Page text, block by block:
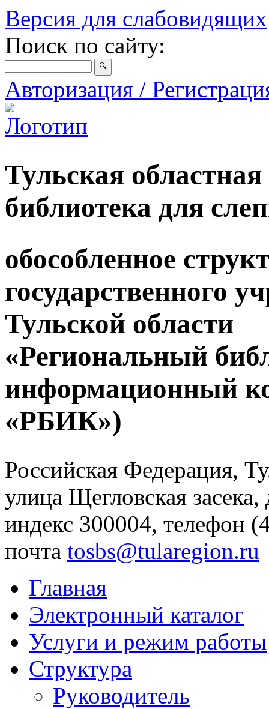
Версия для слабовидящих
Поиск по сайту:
Авторизация /
Тульская
библиотека для
обособленное
государственного
Тульской области
«Региональный
информационный
«РБИК»)
Российская Федерация,
улица Щегловская
индекс 300004, телефон
почта tosbs@tularegion.ru
Главная
Электронный каталог
Услуги и режим работы
Структура
Руководитель